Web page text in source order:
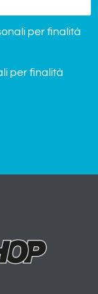
per finalità
per finalità